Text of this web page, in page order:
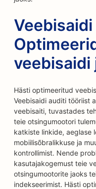
veebisaidi
Hästi optimeeritud
Veebisaidi auditi tööriist
veebisaiti, tuvastades
teie otsingumootori
katkiste linkide, aeglase
mobiilisõbralikkuse ja
kontrollimist. Nende
kasutajakogemust teie
otsingumootorite jaoks
indekseerimist. Hästi